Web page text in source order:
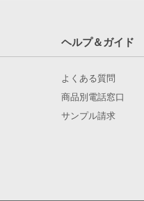
ヘルプ＆ガイド
よくある質問
商品別電話窓口
サンプル請求